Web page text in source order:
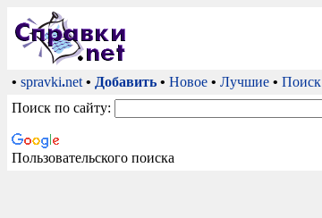
• spravki.net • Добавить • Новое • Лучшие • Поиск
Поиск по сайту:
Пользовательского поиска